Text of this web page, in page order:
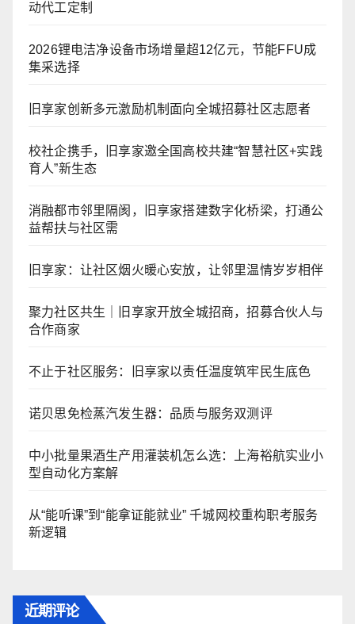
动代工定制
2026锂电洁净设备市场增量超12亿元，节能FFU成
集采选择
旧享家创新多元激励机制面向全城招募社区志愿者
校社企携手，旧享家邀全国高校共建“智慧社区+实践
育人”新生态
消融都市邻里隔阂，旧享家搭建数字化桥梁，打通公
益帮扶与社区需
旧享家：让社区烟火暖心安放，让邻里温情岁岁相伴
聚力社区共生｜旧享家开放全城招商，招募合伙人与
合作商家
不止于社区服务：旧享家以责任温度筑牢民生底色
诺贝思免检蒸汽发生器：品质与服务双测评
中小批量果酒生产用灌装机怎么选：上海裕航实业小
型自动化方案解
从“能听课”到“能拿证能就业” 千城网校重构职考服务
新逻辑
近期评论